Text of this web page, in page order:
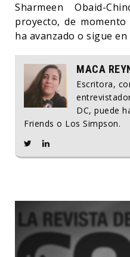
Sharmeen Obaid-
proyecto, de
ha avanzado o sigue
MACA
Escritora,
DC, puede
Friends o Los Simpson.